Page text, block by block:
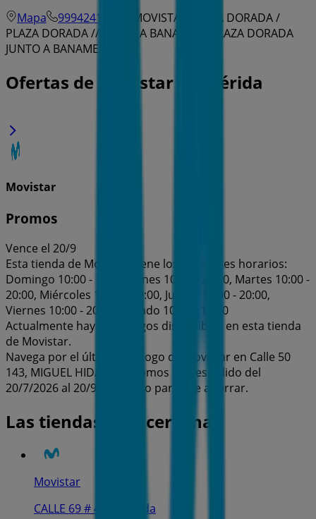
Mapa
9994241740
MOVISTAR PLAZA DORADA /
PLAZA DORADA // JUNTO A BANAMEX - PLAZA DORADA
JUNTO A BANAMEX
Ofertas de Movistar en Mérida
Movistar
Promos
Vence el 20/9
Esta tienda de Movistar tiene los siguientes horarios:
Domingo 10:00 - 14:00, Lunes 10:00 - 20:00, Martes 10:00 -
20:00, Miércoles 10:00 - 20:00, Jueves 10:00 - 20:00,
Viernes 10:00 - 20:00, Sábado 10:00 - 19:00
Actualmente hay 1 catálogos disponibles en esta tienda
de Movistar.
Navega por el último catálogo de Movistar en Calle 50
143, MIGUEL HIDALGO Promos que es válido del
20/7/2026 al 20/9/2026 y no pares de ahorrar.
Las tiendas más cercanas
Movistar
CALLE 69 # 473, Mérida